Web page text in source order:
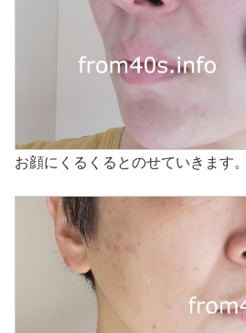
お顔にくるくるとのせていきます。